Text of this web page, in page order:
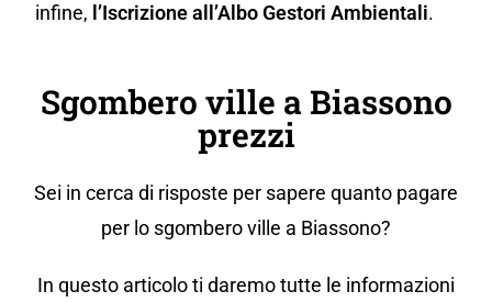
infine, l’Iscrizione all’Albo Gestori Ambientali.
Sgombero ville a Biassono
prezzi
Sei in cerca di risposte per sapere quanto pagare
per lo sgombero ville a Biassono?
In questo articolo ti daremo tutte le informazioni